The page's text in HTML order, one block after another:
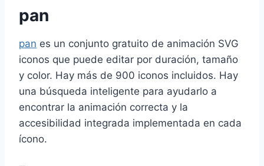
pan
pan es un conjunto gratuito de animación SVG
iconos que puede editar por duración, tamaño
y color. Hay más de 900 iconos incluidos. Hay
una búsqueda inteligente para ayudarlo a
encontrar la animación correcta y la
accesibilidad integrada implementada en cada
ícono.